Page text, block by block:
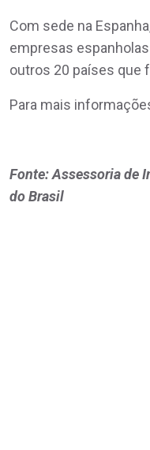
Com sede na
empresas
outros 20 países que
Para mais
Fonte: Assessoria de
do Brasil